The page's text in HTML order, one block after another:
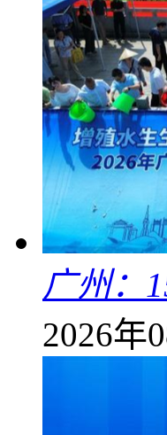
广州：
2026年